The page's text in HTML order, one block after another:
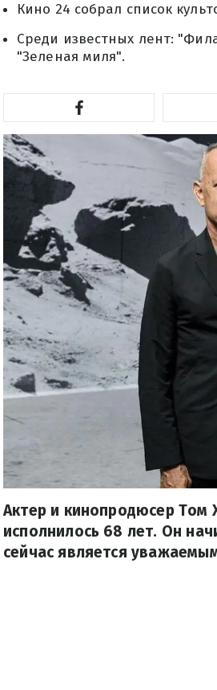
Кино 24 собрал список
Среди известных лент:
"Зеленая миля".
Актер и кинопродюсер Том
исполнилось 68 лет. Он
сейчас является